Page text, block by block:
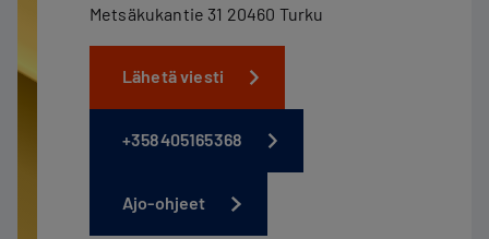
Metsäkukantie 31 20460 Turku
Lähetä viesti
+358405165368
Ajo-ohjeet